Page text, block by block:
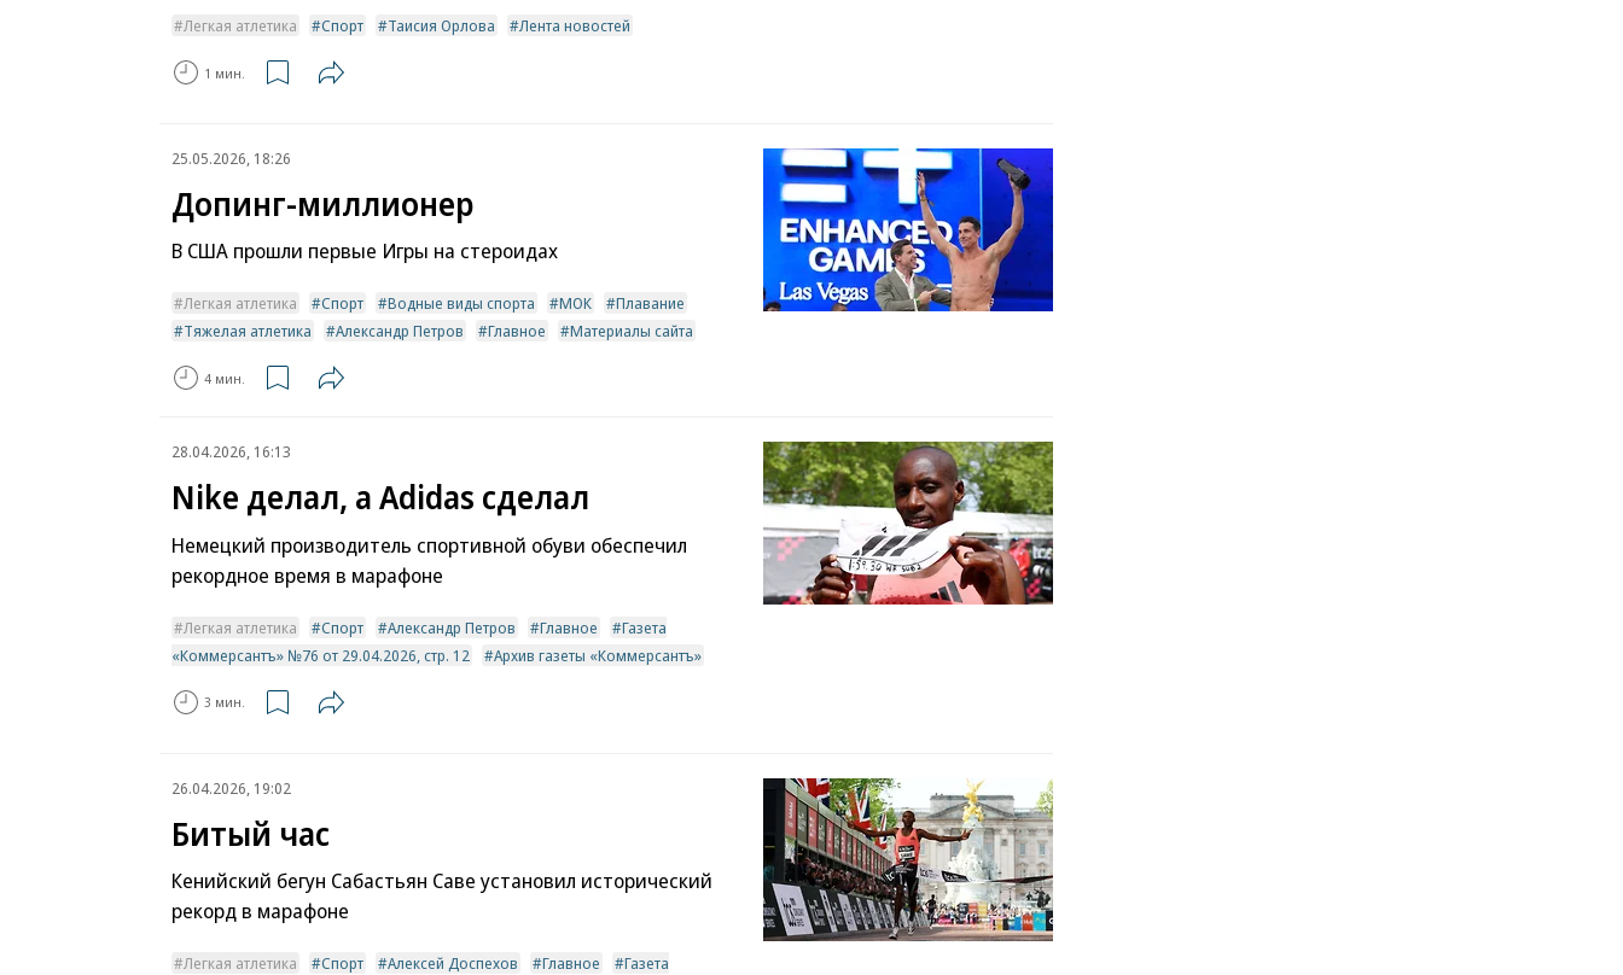
Легкая атлетика Спорт Таисия Орлова Лента новостей
1 мин.
25.05.2026, 18:26
Допинг-миллионер
В США прошли первые Игры на стероидах
Легкая атлетика Спорт Водные виды спорта МОК
Плавание
Тяжелая атлетика
Александр Петров Главное Материалы сайта
4 мин.
28.04.2026, 16:13
Nike делал, а Adidas сделал
Немецкий производитель спортивной обуви обеспечил
рекордное время в марафоне
Легкая атлетика Спорт Александр Петров Главное
Газета
«Коммерсантъ» №76 от 29.04.2026, стр. 12
Архив газеты «Коммерсантъ»
3 мин.
26.04.2026, 19:02
Битый час
Кенийский бегун Сабастьян Саве установил исторический
рекорд в марафоне
Легкая атлетика Спорт Алексей Доспехов Главное
Газета